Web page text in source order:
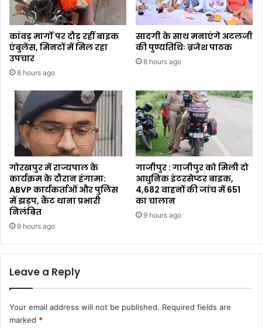
कांवड़ मार्गों पर दौड़ रहीं बाइक
एंबुलेंस, मिनटों में मिल रहा
उपचार
8 hours ago
सादगी के साथ मनाएंगे अटलजी
की पुण्यतिथिः ब्रजेश पाठक
8 hours ago
गोरखपुर में राज्यपाल के
कार्यक्रम के दौरान हंगामा:
ABVP कार्यकर्ताओं और पुलिस
में झड़प, कैंट थाना प्रभारी
निलंबित
9 hours ago
गाजीपुर : गाजीपुर को मिली दो
आधुनिक इंटरसेप्टर बाइक,
4,682 वाहनों की जांच में 651
का चालान
9 hours ago
Leave a Reply
Your email address will not be published. Required fields are
marked *